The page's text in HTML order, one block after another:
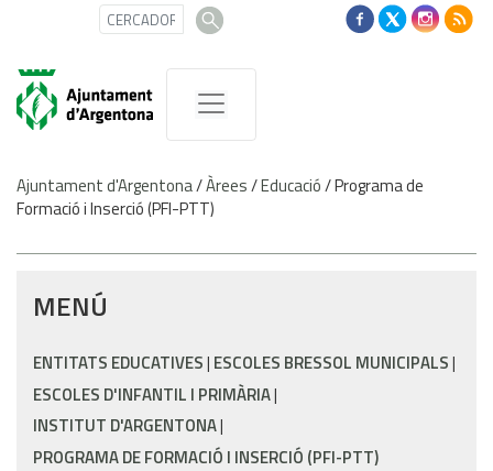
Ajuntament d'Argentona/Àrees/Educació/Programa de
Formació i Inserció (PFI-PTT)
MENÚ
ENTITATS EDUCATIVES ESCOLES BRESSOL MUNICIPALS
ESCOLES D'INFANTIL I PRIMÀRIA
INSTITUT D'ARGENTONA
PROGRAMA DE FORMACIÓ I INSERCIÓ (PFI-PTT)